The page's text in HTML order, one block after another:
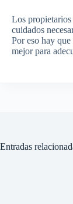
Los propietarios
cuidados
Por eso hay
mejor para
Entradas